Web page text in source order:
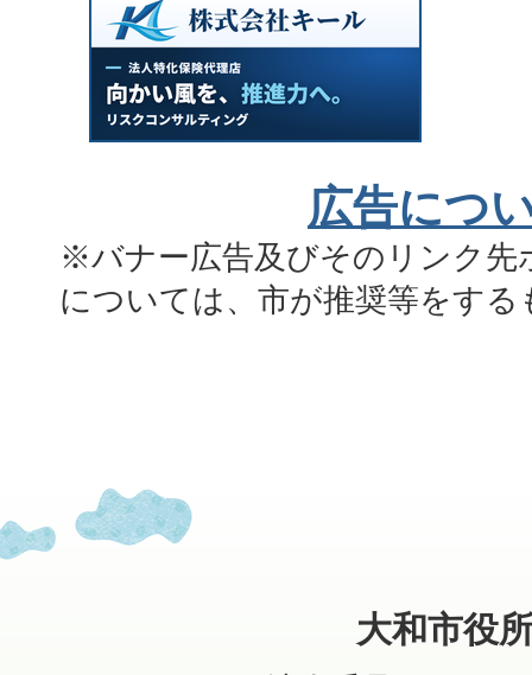
広告につ
※バナー広告及びそのリンク先
については、市が推奨等をす
大和市役